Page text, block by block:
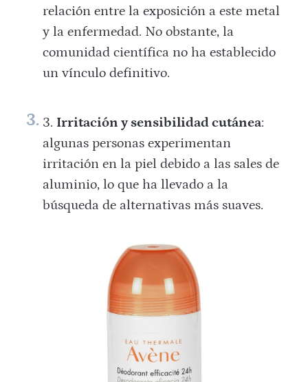
relación entre la exposición a este metal
y la enfermedad. No obstante, la
comunidad científica no ha establecido
un vínculo definitivo.
Irritación y sensibilidad cutánea:
algunas personas experimentan
irritación en la piel debido a las sales de
aluminio, lo que ha llevado a la
búsqueda de alternativas más suaves.